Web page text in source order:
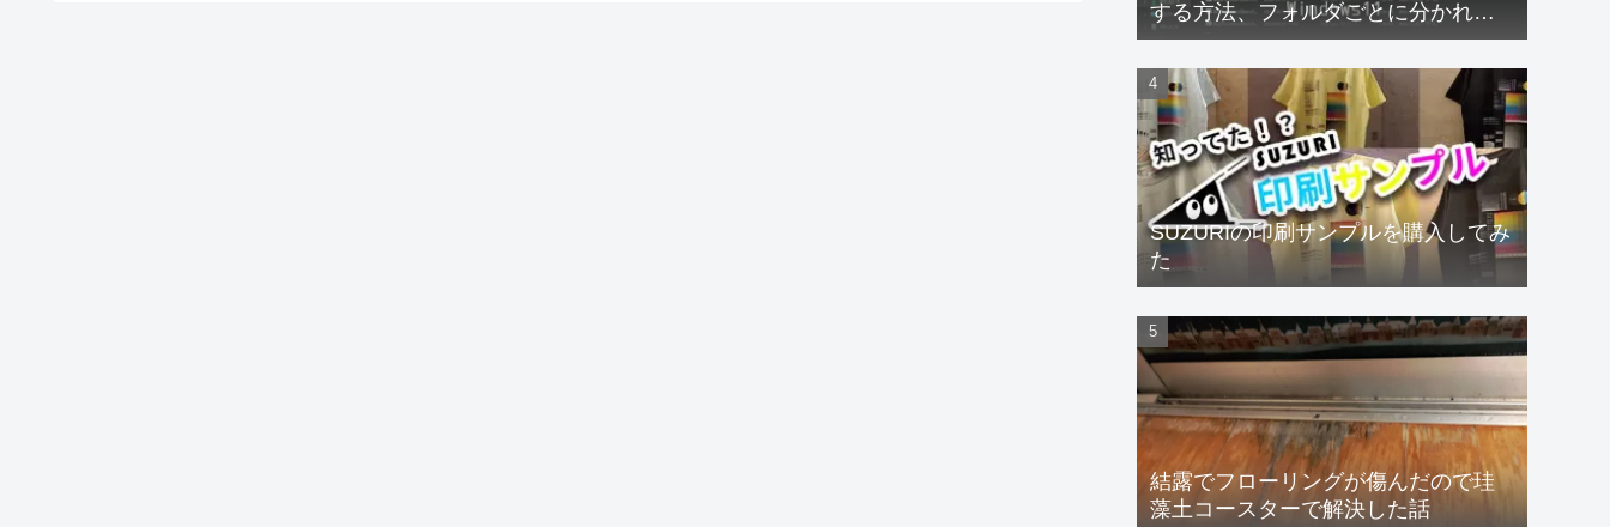
する方法、フォルダごとに分かれて
るフォントも速攻解決！
【Windows11】
SUZURIの印刷サンプルを購入してみ
た
結露でフローリングが傷んだので珪
藻土コースターで解決した話